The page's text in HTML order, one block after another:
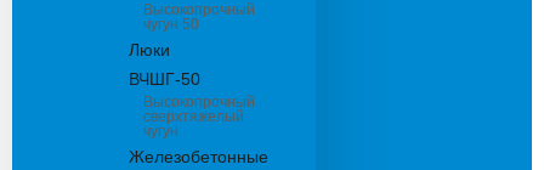
Высокопрочный
чугун 50
Люки
ВЧШГ-50
Высокопрочный
сверхтяжелый
чугун
Железобетонные